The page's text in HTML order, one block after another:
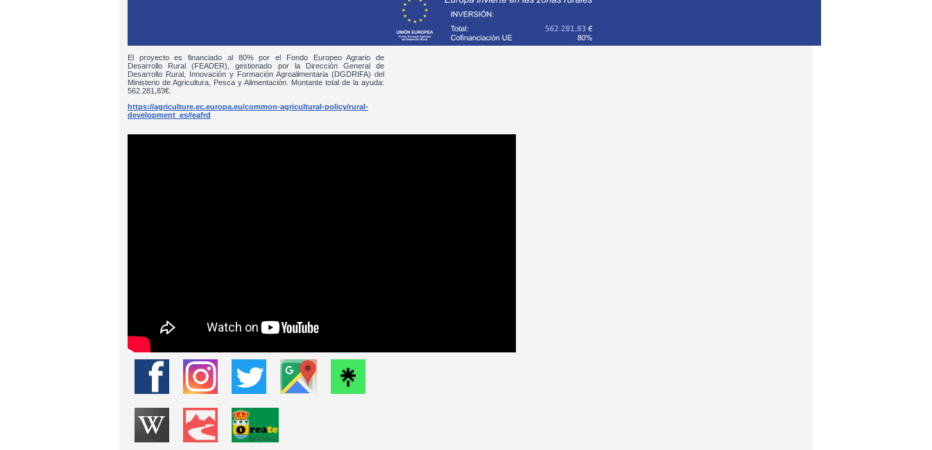
El proyecto es financiado al 80% por el Fondo Europeo Agrario de
Desarrollo Rural (FEADER), gestionado por la Dirección General de
Desarrollo Rural, Innovación y Formación Agroalimentaria (DGDRIFA) del
Ministerio de Agricultura, Pesca y Alimentación. Montante total de la ayuda:
562.281,83€.
https://agriculture.ec.europa.eu/common-agricultural-policy/rural-
development_es#eafrd